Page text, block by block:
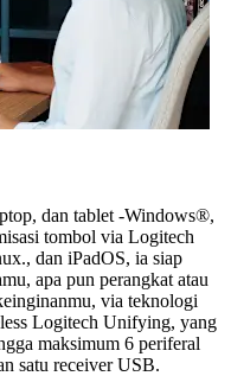
dan tablet -Windows®,
tombol via Logitech
dan iPadOS, ia siap
apa pun perangkat atau
via teknologi
Logitech Unifying, yang
maksimum 6 periferal
satu receiver USB.